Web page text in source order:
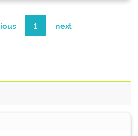
1 next